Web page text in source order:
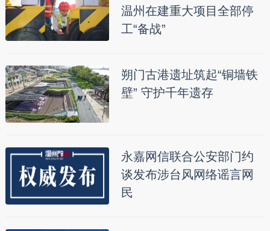
温州在建重大项目全部停
工“备战”
朔门古港遗址筑起“铜墙铁
壁” 守护千年遗存
永嘉网信联合公安部门约
谈发布涉台风网络谣言网
民